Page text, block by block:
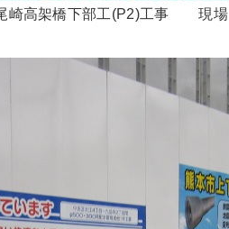
崎高架橋下部工(P2)工事 現場